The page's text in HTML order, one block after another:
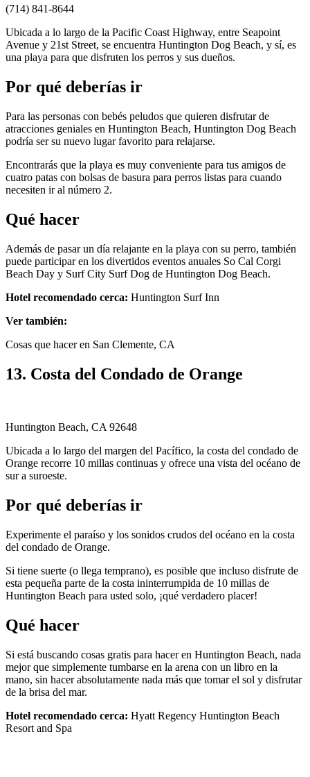
(714) 841-8644
Ubicada a lo largo de la Pacific Coast Highway, entre Seapoint
Avenue y 21st Street, se encuentra Huntington Dog Beach, y sí, es
una playa para que disfruten los perros y sus dueños.
Por qué deberías ir
Para las personas con bebés peludos que quieren disfrutar de
atracciones geniales en Huntington Beach, Huntington Dog Beach
podría ser su nuevo lugar favorito para relajarse.
Encontrarás que la playa es muy conveniente para tus amigos de
cuatro patas con bolsas de basura para perros listas para cuando
necesiten ir al número 2.
Qué hacer
Además de pasar un día relajante en la playa con su perro, también
puede participar en los divertidos eventos anuales So Cal Corgi
Beach Day y Surf City Surf Dog de Huntington Dog Beach.
Hotel recomendado cerca: Huntington Surf Inn
Ver también:
Cosas que hacer en San Clemente, CA
13. Costa del Condado de Orange
Huntington Beach, CA 92648
Ubicada a lo largo del margen del Pacífico, la costa del condado de
Orange recorre 10 millas continuas y ofrece una vista del océano de
sur a suroeste.
Por qué deberías ir
Experimente el paraíso y los sonidos crudos del océano en la costa
del condado de Orange.
Si tiene suerte (o llega temprano), es posible que incluso disfrute de
esta pequeña parte de la costa ininterrumpida de 10 millas de
Huntington Beach para usted solo, ¡qué verdadero placer!
Qué hacer
Si está buscando cosas gratis para hacer en Huntington Beach, nada
mejor que simplemente tumbarse en la arena con un libro en la
mano, sin hacer absolutamente nada más que tomar el sol y disfrutar
de la brisa del mar.
Hotel recomendado cerca: Hyatt Regency Huntington Beach
Resort and Spa